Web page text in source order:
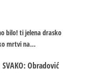
bilo! ti jelena drasko
mrtvi na…
Obradović